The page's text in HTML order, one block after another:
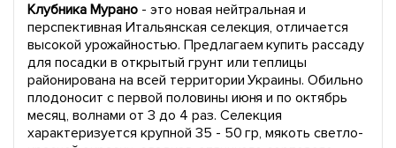
Клубника Мурано- это новая нейтральная и
перспективная Итальянская селекция, отличается
высокой урожайностью. Предлагаем купить рассаду
для посадки в открытый грунт или теплицы
районирована на всей территории Украины. Обильно
плодоносит с первой половины июня и по октябрь
месяц, волнами от 3 до 4 раз. Селекция
характеризуется крупной 35 - 50 гр, мякоть светло-